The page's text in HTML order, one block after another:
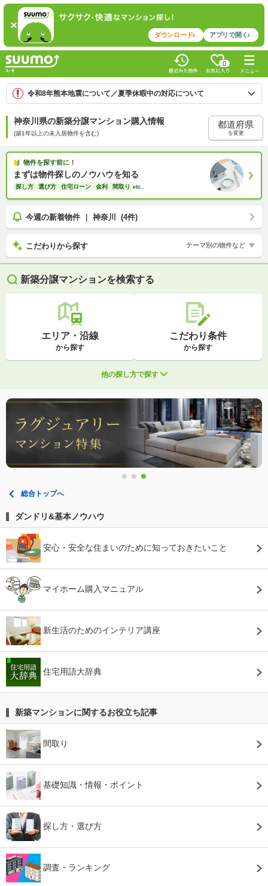
ダウンロード アプリで開く
0
令和8年熊本地震について／夏季休暇中の対応について
神奈川県の新築分譲マンション購入情報
(築1年以上の未入居物件を含む)
都道府県
を変更
物件を探す前に！
まずは物件探しのノウハウを知る
探し方 選び方 住宅ローン 金利 間取り etc
今週の新着物件 ｜ 神奈川 (4件)
こだわりから探す テーマ別の物件など
新築分譲マンションを検索する
エリア・沿線
から探す
こだわり条件
から探す
他の探し方で探す
総合トップへ
ダンドリ&基本ノウハウ
安心・安全な住まいのために知っておきたいこと
マイホーム購入マニュアル
新生活のためのインテリア講座
住宅用語大辞典
新築マンションに関するお役立ち記事
間取り
基礎知識・情報・ポイント
探し方・選び方
調査・ランキング